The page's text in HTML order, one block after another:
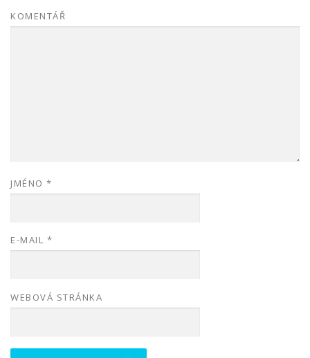
KOMENTÁŘ
JMÉNO *
E-MAIL *
WEBOVÁ STRÁNKA